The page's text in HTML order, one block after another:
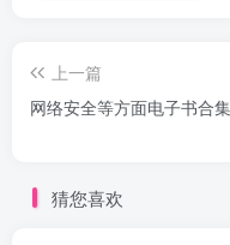
上一篇
网络安全等方面电子书合集
猜您喜欢